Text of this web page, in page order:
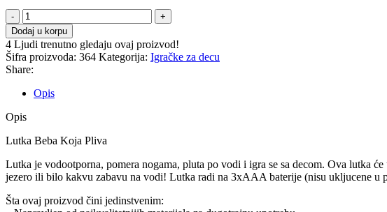
Lutka
Beba
Koja
Pliva
količina
Dodaj u korpu
4 Ljudi trenutno gledaju ovaj proizvod!
Šifra proizvoda: 364 Kategorija: Igračke za decu
Share:
Opis
Opis
Lutka Beba Koja Pliva
Lutka je vodootporna, pomera nogama, pluta po vodi i igra se sa decom. Ova lutka
jezero ili bilo kakvu zabavu na vodi! Lutka radi na 3xAAA baterije (nisu ukljucene u
Šta ovaj proizvod čini jedinstvenim: